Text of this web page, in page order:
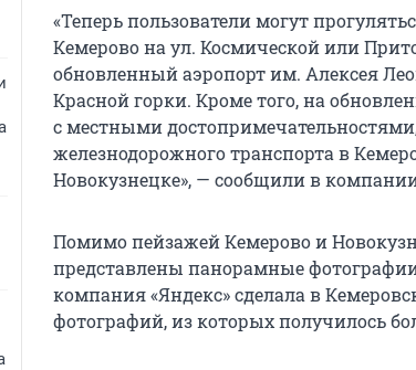
«Теперь пользователи могут
Кемерово на ул. Космической или
обновленный аэропорт им. Алексея
Красной горки. Кроме того, на
с местными
железнодорожного транспорта в
Новокузнецке», — сообщили в
Помимо пейзажей Кемерово и
представлены панорамные
компания «Яндекс» сделала в
фотографий, из которых получилось